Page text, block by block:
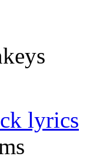
lyrics